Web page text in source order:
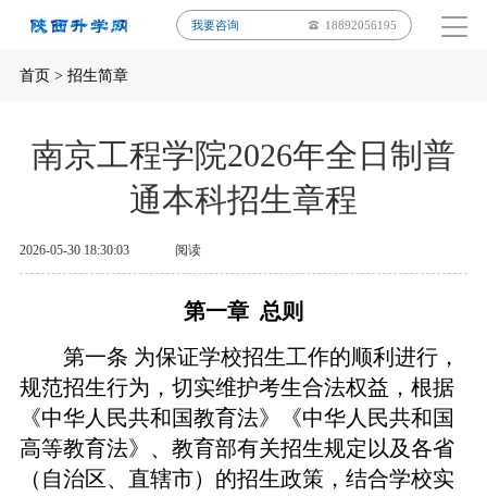
我要咨询 18892056195
首页> 招生简章
南京工程学院2026年全日制普
通本科招生章程
2026-05-30 18:30:03 阅读
第一章 总则
第一条 为保证学校招生工作的顺利进行，
规范招生行为，切实维护考生合法权益，根据
《中华人民共和国教育法》《中华人民共和国
高等教育法》、教育部有关招生规定以及各省
（自治区、直辖市）的招生政策，结合学校实